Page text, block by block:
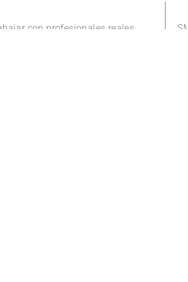
con profesionales reales